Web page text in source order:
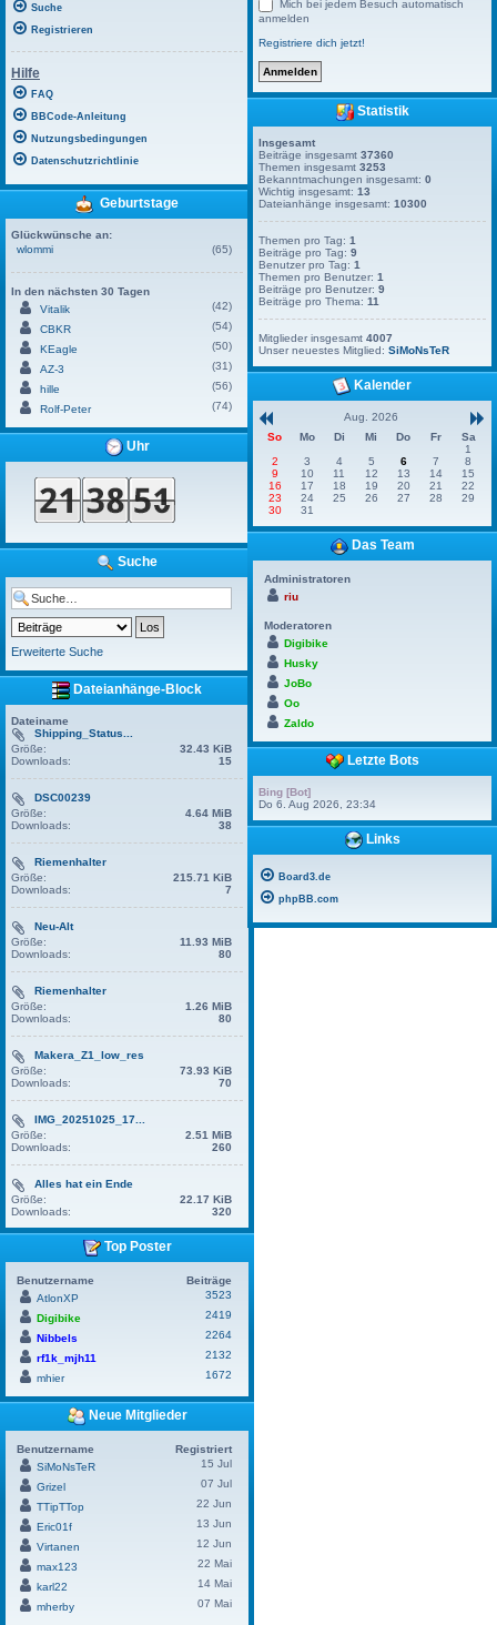
Suche
Registrieren
Hilfe
FAQ
BBCode-Anleitung
Nutzungsbedingungen
Datenschutzrichtlinie
Geburtstage
Glückwünsche an:
wlommi
(65)
In den nächsten 30 Tagen
Vitalik
(42)
CBKR
(54)
KEagle
(50)
AZ-3
(31)
hille
(56)
Rolf-Peter
(74)
Uhr
Suche
Erweiterte Suche
Dateianhänge-Block
Dateiname
Shipping_Status...
Größe:
32.43 KiB
Downloads:
15
DSC00239
Größe:
4.64 MiB
Downloads:
38
Riemenhalter
Größe:
215.71 KiB
Downloads:
7
Neu-Alt
Größe:
11.93 MiB
Downloads:
80
Riemenhalter
Größe:
1.26 MiB
Downloads:
80
Makera_Z1_low_res
Größe:
73.93 KiB
Downloads:
70
IMG_20251025_17...
Größe:
2.51 MiB
Downloads:
260
Alles hat ein Ende
Größe:
22.17 KiB
Downloads:
320
Top Poster
Benutzername
Beiträge
AtlonXP
3523
Digibike
2419
Nibbels
2264
rf1k_mjh11
2132
mhier
1672
Neue Mitglieder
Benutzername
Registriert
SiMoNsTeR
15 Jul
Grizel
07 Jul
TTipTTop
22 Jun
Eric01f
13 Jun
Virtanen
12 Jun
max123
22 Mai
karl22
14 Mai
mherby
07 Mai
Mich bei jedem Besuch automatisch
anmelden
Registriere dich jetzt!
Statistik
Insgesamt
Beiträge insgesamt37360
Themen insgesamt3253
Bekanntmachungen insgesamt:0
Wichtig insgesamt:13
Dateianhänge insgesamt:10300
Themen pro Tag:1
Beiträge pro Tag:9
Benutzer pro Tag:1
Themen pro Benutzer:1
Beiträge pro Benutzer:9
Beiträge pro Thema:11
Mitglieder insgesamt4007
Unser neuestes Mitglied:SiMoNsTeR
Kalender
Aug. 2026
So
Mo Di Mi Do Fr
Sa
1
2
3 4 5 6 7
8
9
10 11 12 13 14
15
16
17 18 19 20 21
22
23
24 25 26 27 28
29
30
31
Das Team
Administratoren
riu
Moderatoren
Digibike
Husky
JoBo
Oo
Zaldo
Letzte Bots
Bing [Bot]
Do 6. Aug 2026, 23:34
Links
Board3.de
phpBB.com